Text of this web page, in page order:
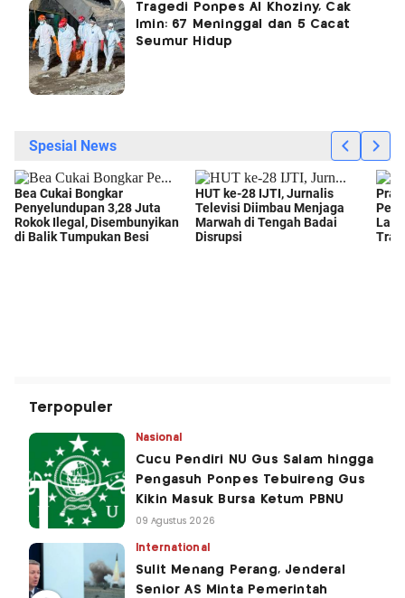
Tragedi Ponpes Al Khoziny, Cak
Imin: 67 Meninggal dan 5 Cacat
Seumur Hidup
Terpopuler
Nasional
Cucu Pendiri NU Gus Salam hingga
Pengasuh Ponpes Tebuireng Gus
Kikin Masuk Bursa Ketum PBNU
09 Agustus 2026
International
Sulit Menang Perang, Jenderal
Senior AS Minta Pemerintah